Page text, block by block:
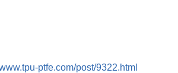
ptfe.com/post/9322.html